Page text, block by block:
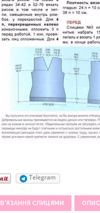
Telegram
В'ЯЗАННЯ СПИЦЯМИ ОПИС